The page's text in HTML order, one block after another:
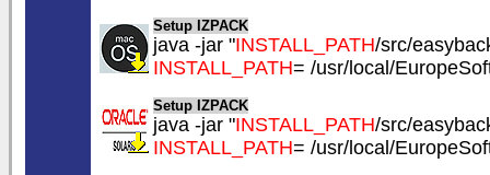
Setup IZPACK
java -jar "INSTALL_PATH/src/
INSTALL_PATH= /usr/local/
Setup IZPACK
java -jar "INSTALL_PATH/src/
INSTALL_PATH= /usr/local/